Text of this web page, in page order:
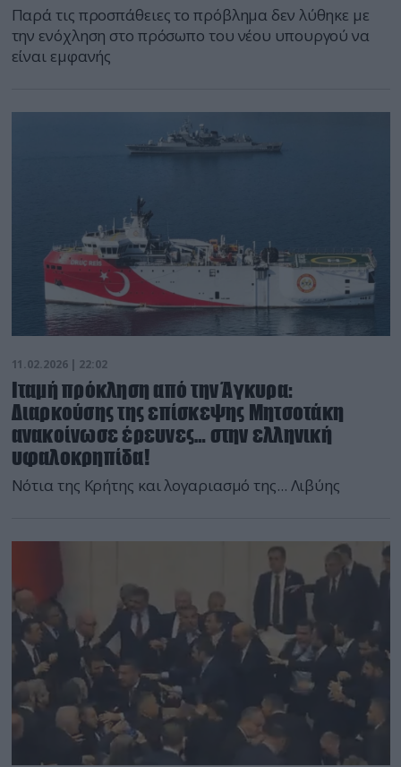
Παρά τις προσπάθειες το πρόβλημα δεν λύθηκε με
την ενόχληση στο πρόσωπο του νέου υπουργού να
είναι εμφανής
11.02.2026 | 22:02
Ιταμή πρόκληση από την Άγκυρα:
Διαρκούσης της επίσκεψης Μητσοτάκη
ανακοίνωσε έρευνες… στην ελληνική
υφαλοκρηπίδα!
Νότια της Κρήτης και λογαριασμό της... Λιβύης